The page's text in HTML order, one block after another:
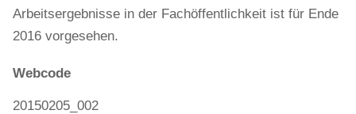
Arbeitsergebnisse in der Fachöffentlichkeit ist für Ende
2016 vorgesehen.
Webcode
20150205_002